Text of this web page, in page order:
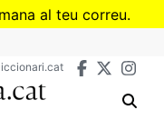
al teu correu.
Divulcat